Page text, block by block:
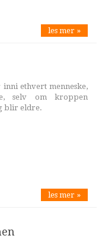
les mer »
ethvert menneske,
selv om kroppen
blir eldre.
les mer »